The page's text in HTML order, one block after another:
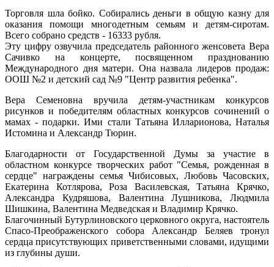
Торговля шла бойко. Собирались деньги в общую казну для
оказания помощи многодетным семьям и детям-сиротам.
Всего собрано средств - 16333 рубля.
Эту цифру озвучила председатель районного женсовета Вера
Сачивко на концерте, посвященном празднованию
Международного дня матери. Она назвала лидеров продаж:
ООШ №2 и детский сад №9 "Центр развития ребенка".
Вера Семеновна вручила детям-участникам конкурсов
рисунков и победителям областных конкурсов сочинений о
мамах - подарки. Ими стали Татьяна Илларионова, Наталья
Истомина и Александр Тюрин.
Благодарности от Государственной Думы за участие в
областном конкурсе творческих работ "Семья, рожденная в
сердце" награждены семья Чибисовых, Любовь Часовских,
Екатерина Котлярова, Роза Василевская, Татьяна Крячко,
Александра Кудряшова, Валентина Лушникова, Людмила
Шишкина, Валентина Медведская и Владимир Крячко.
Благочинный Бутурлиновского церковного округа, настоятель
Спасо-Преображенского собора Александр Беляев тронул
сердца присутствующих приветственными словами, идущими
из глубины души.